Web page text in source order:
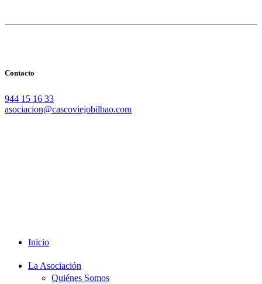
Contacto
944 15 16 33
asociacion@cascoviejobilbao.com
Inicio
La Asociación
Quiénes Somos